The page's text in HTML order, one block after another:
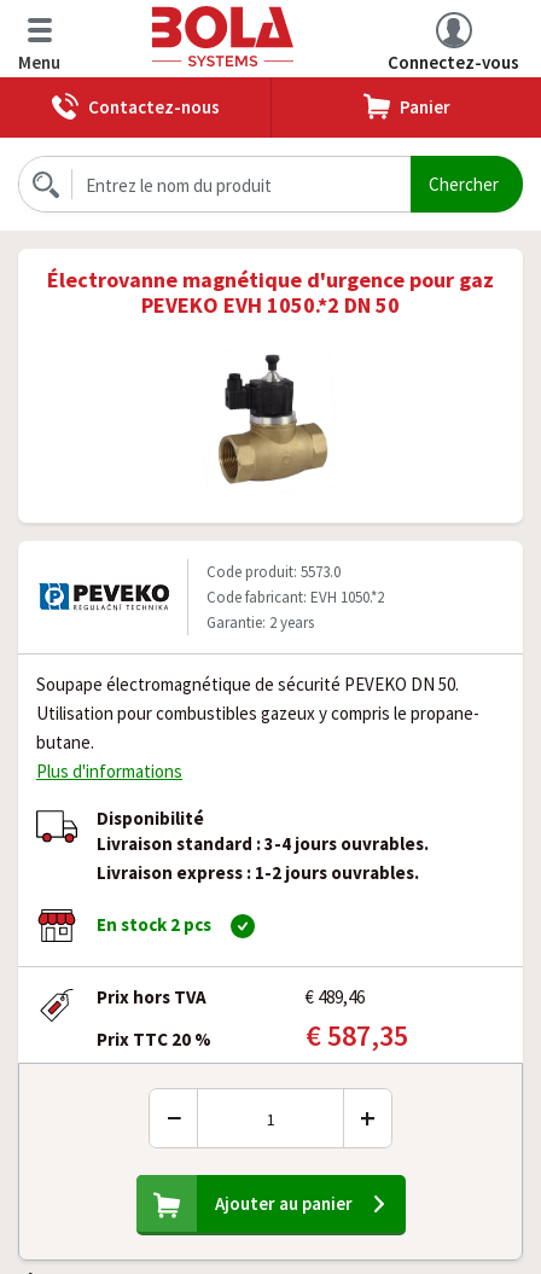
Menu
Connectez-vous
Contactez-nous
Panier
Électrovanne magnétique d'urgence pour gaz
PEVEKO EVH 1050.*2 DN 50
Code produit: 5573.0
Code fabricant: EVH 1050.*2
Garantie: 2 years
Soupape électromagnétique de sécurité PEVEKO DN 50.
Utilisation pour combustibles gazeux y compris le propane-
butane.
Plus d'informations
Disponibilité
Livraison standard : 3-4 jours ouvrables.
Livraison express : 1-2 jours ouvrables.
En stock 2 pcs
Prix hors TVA
€ 489,46
Prix TTC 20 %
€ 587,35
− +
Ajouter au panier